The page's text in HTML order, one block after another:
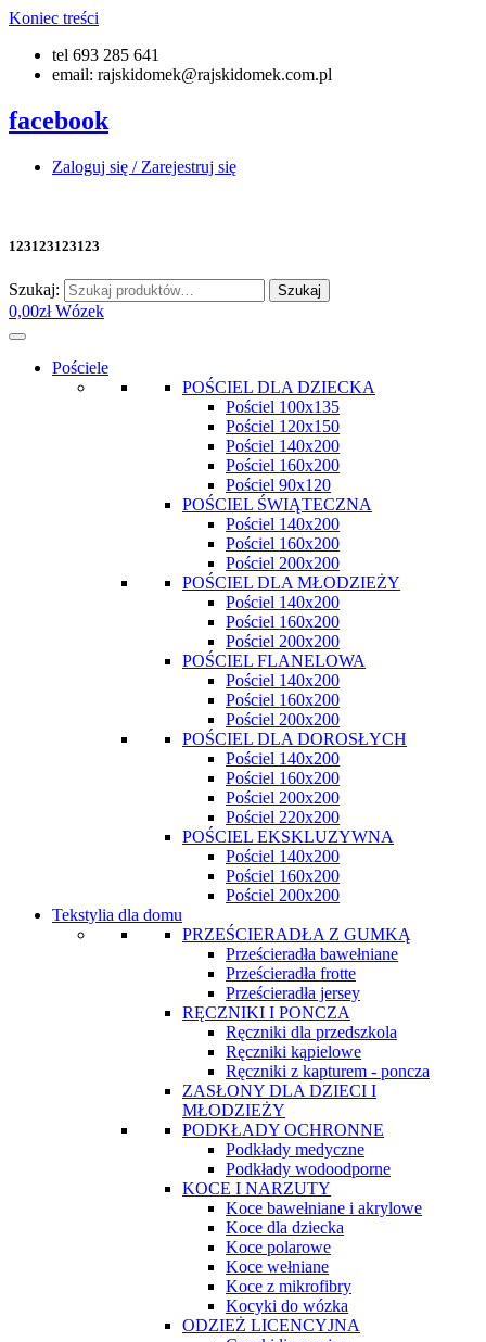
Koniec treści
tel 693 285 641
email: rajskidomek@rajskidomek.com.pl
facebook
Zaloguj się / Zarejestruj się
123123123123
Szukaj: Szukaj
0,00zł Wózek
Pościele
POŚCIEL DLA DZIECKA
Pościel 100x135
Pościel 120x150
Pościel 140x200
Pościel 160x200
Pościel 90x120
POŚCIEL ŚWIĄTECZNA
Pościel 140x200
Pościel 160x200
Pościel 200x200
POŚCIEL DLA MŁODZIEŻY
Pościel 140x200
Pościel 160x200
Pościel 200x200
POŚCIEL FLANELOWA
Pościel 140x200
Pościel 160x200
Pościel 200x200
POŚCIEL DLA DOROSŁYCH
Pościel 140x200
Pościel 160x200
Pościel 200x200
Pościel 220x200
POŚCIEL EKSKLUZYWNA
Pościel 140x200
Pościel 160x200
Pościel 200x200
Tekstylia dla domu
PRZEŚCIERADŁA Z GUMKĄ
Prześcieradła bawełniane
Prześcieradła frotte
Prześcieradła jersey
RĘCZNIKI I PONCZA
Ręczniki dla przedszkola
Ręczniki kąpielowe
Ręczniki z kapturem - poncza
ZASŁONY DLA DZIECI I
MŁODZIEŻY
PODKŁADY OCHRONNE
Podkłady medyczne
Podkłady wodoodporne
KOCE I NARZUTY
Koce bawełniane i akrylowe
Koce dla dziecka
Koce polarowe
Koce wełniane
Koce z mikrofibry
Kocyki do wózka
ODZIEŻ LICENCYJNA